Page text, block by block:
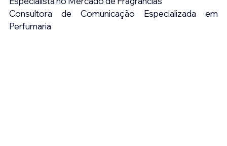
Consultora de Comunicação Especializada em
Perfumaria